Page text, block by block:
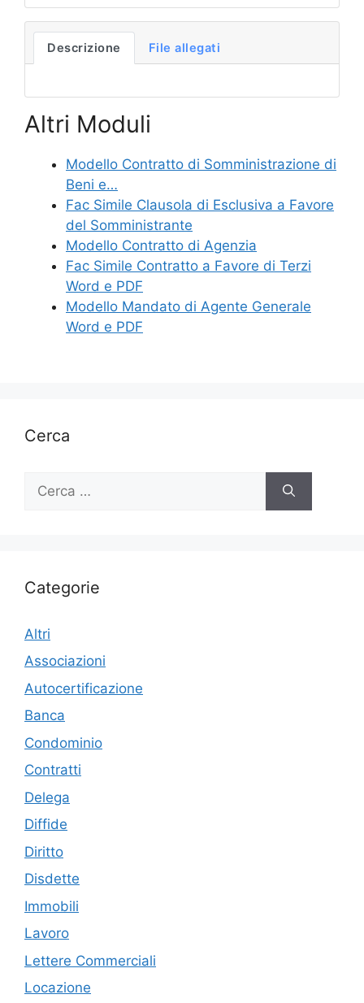
Descrizione File allegati
Altri Moduli
Modello Contratto di Somministrazione di
Beni e…
Fac Simile Clausola di Esclusiva a Favore
del Somministrante
Modello Contratto di Agenzia
Fac Simile Contratto a Favore di Terzi
Word e PDF
Modello Mandato di Agente Generale
Word e PDF
Cerca
per:
Categorie
Altri
Associazioni
Autocertificazione
Banca
Condominio
Contratti
Delega
Diffide
Diritto
Disdette
Immobili
Lavoro
Lettere Commerciali
Locazione